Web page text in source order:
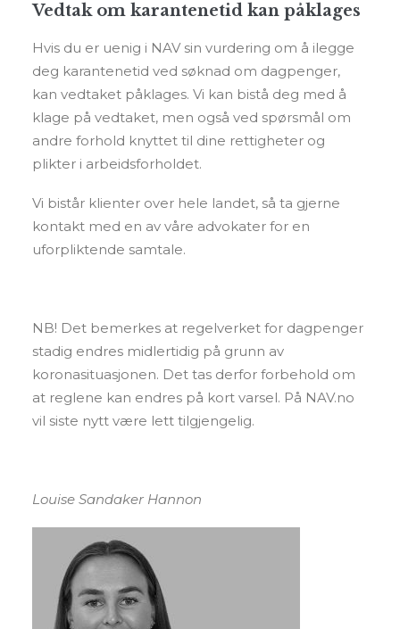
Vedtak om karantenetid kan påklages
Hvis du er uenig i NAV sin vurdering om å ilegge
deg karantenetid ved søknad om dagpenger,
kan vedtaket påklages. Vi kan bistå deg med å
klage på vedtaket, men også ved spørsmål om
andre forhold knyttet til dine rettigheter og
plikter i arbeidsforholdet.
Vi bistår klienter over hele landet, så ta gjerne
kontakt med en av våre advokater for en
uforpliktende samtale.
NB! Det bemerkes at regelverket for dagpenger
stadig endres midlertidig på grunn av
koronasituasjonen. Det tas derfor forbehold om
at reglene kan endres på kort varsel. På NAV.no
vil siste nytt være lett tilgjengelig.
Louise Sandaker Hannon